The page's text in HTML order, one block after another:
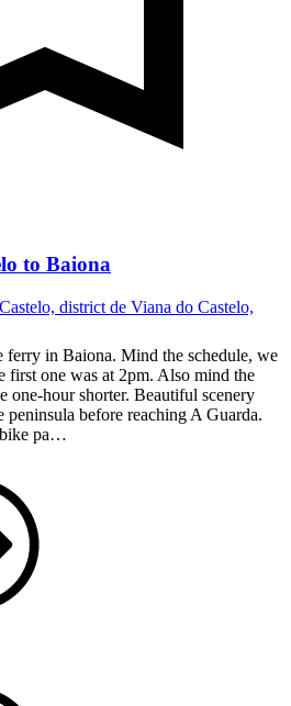
to Baiona
district de Viana do Castelo,
ferry in Baiona. Mind the schedule, we
first one was at 2pm. Also mind the
one-hour shorter. Beautiful scenery
peninsula before reaching A Guarda.
bike pa…